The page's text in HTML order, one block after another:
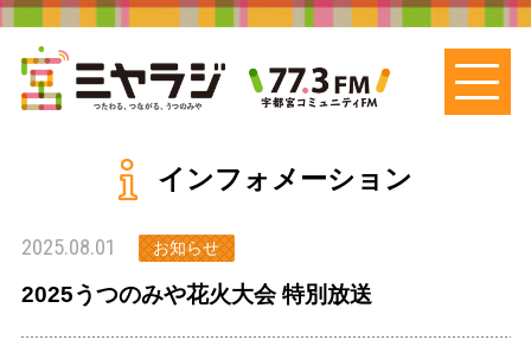
インフォメーション
2025.08.01 お知らせ
2025うつのみや花火大会 特別放送